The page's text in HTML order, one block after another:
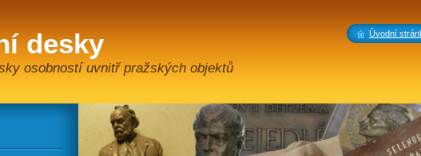
desky
osobností uvnitř pražských objektů
Úvodní